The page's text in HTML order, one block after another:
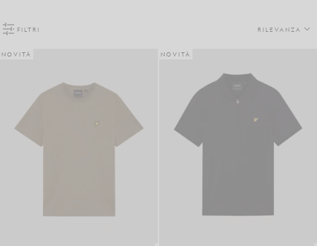
FILTRI RILEVANZA
NOVITÀ NOVITÀ